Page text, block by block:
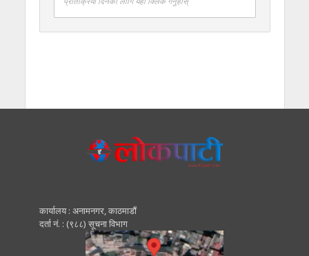
कार्यालय : अनामनगर, काठमाडाैं
दर्ता नं. : (९८८) सूचना विभाग